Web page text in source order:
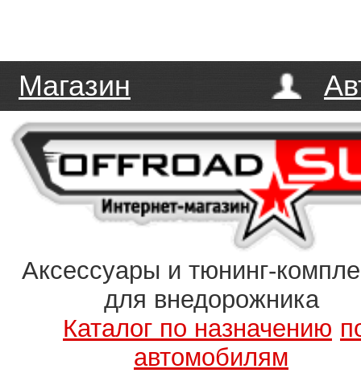
Магазин
Аксессуары и тюнинг-
для внедорожника
Каталог по назначению
автомобилям